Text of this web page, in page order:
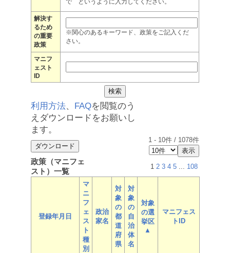
で というように入力してください。
解決す
るため
の重要
政策
※関心のあるキーワード、政策をご記入くだ
さい。
マニフ
ェスト
ID
利用方法、 FAQを閲覧のう
えダウンロードをお願いし
ます。
1 - 10件 / 1078件
政策（マニフェ
スト）一覧
1 2 3 4 5 ... 108
登録年月日
マ
ニ
フ
ェ
ス
ト
種
別
政治
家名
対
象
の
都
道
府
県
対
象
の
自
治
体
名
対象
の選
挙区
▲
マニフェス
トID